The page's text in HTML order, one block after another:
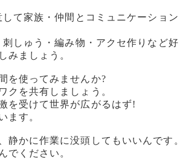
て家族・仲間とコミュニケーション
しゅう・編み物・アクセ作りなど好
みましょう。
を使ってみませんか?
クを共有しましょう。
を受けて世界が広がるはず!
ます。
かに作業に没頭してもいいんです。
でください。